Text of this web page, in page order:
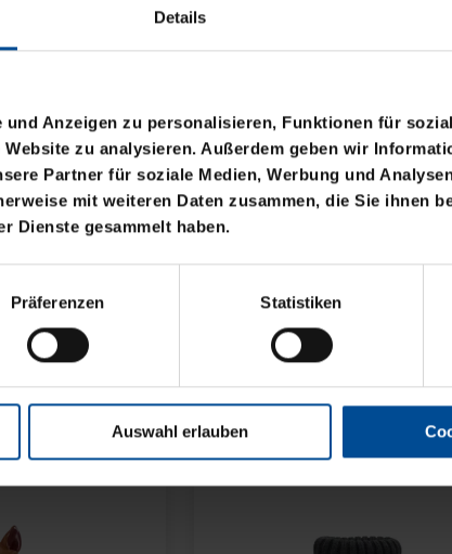
Details
Anzeigen zu personalisieren, Funktionen für
zu analysieren. Außerdem geben wir
Partner für soziale Medien, Werbung und
mit weiteren Daten zusammen, die Sie ihnen
Dienste gesammelt haben.
Präferenzen Statistiken
Auswahl erlauben
KLEIN
Sale
SWEATJACKE LOGO KIDS
39,95 €
30 Tage Bestpreis: 29,95 €